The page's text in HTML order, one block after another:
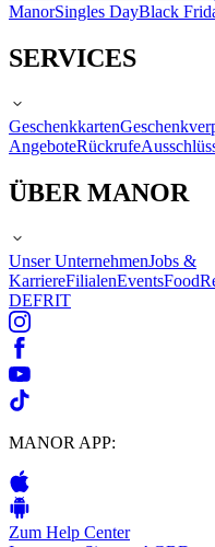
ManorSingles DayBlack
SERVICES
Geschenkkarten
AngeboteRückrufe
ÜBER MANOR
Unser UnternehmenJobs &
KarriereFilialenEventsFood
DEFRIT
MANOR APP:
Zum Help Center